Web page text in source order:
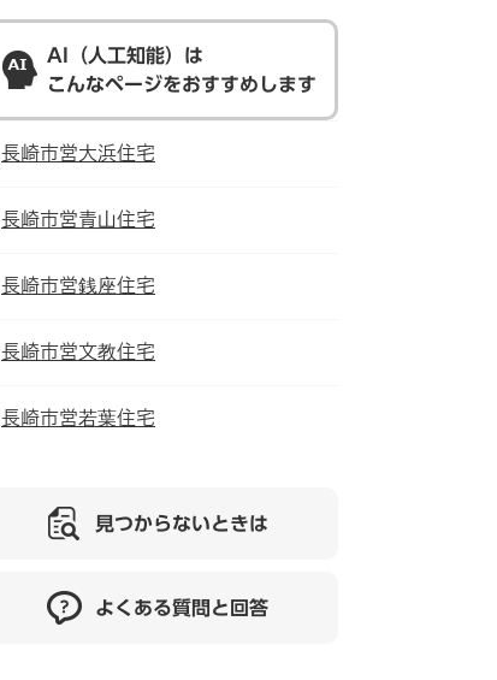
AI（人工知能）は
こんなページをおすすめします
長崎市営大浜住宅
長崎市営青山住宅
長崎市営銭座住宅
長崎市営文教住宅
長崎市営若葉住宅
見つからないときは
よくある質問と回答